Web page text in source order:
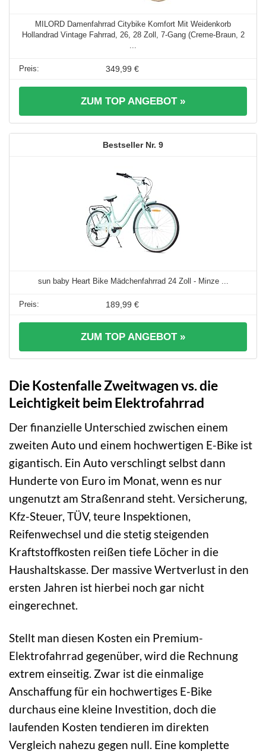
MILORD Damenfahrrad Citybike Komfort Mit Weidenkorb
Hollandrad Vintage Fahrrad, 26, 28 Zoll, 7-Gang (Creme-Braun, 2
...
349,99 €
ZUM TOP ANGEBOT »
9
sun baby Heart Bike Mädchenfahrrad 24 Zoll - Minze ...
189,99 €
ZUM TOP ANGEBOT »
Die Kostenfalle Zweitwagen vs. die
Leichtigkeit beim Elektrofahrrad
Der finanzielle Unterschied zwischen einem
zweiten Auto und einem hochwertigen E-Bike ist
gigantisch. Ein Auto verschlingt selbst dann
Hunderte von Euro im Monat, wenn es nur
ungenutzt am Straßenrand steht. Versicherung,
Kfz-Steuer, TÜV, teure Inspektionen,
Reifenwechsel und die stetig steigenden
Kraftstoffkosten reißen tiefe Löcher in die
Haushaltskasse. Der massive Wertverlust in den
ersten Jahren ist hierbei noch gar nicht
eingerechnet.
Stellt man diesen Kosten ein Premium-
Elektrofahrrad gegenüber, wird die Rechnung
extrem einseitig. Zwar ist die einmalige
Anschaffung für ein hochwertiges E-Bike
durchaus eine kleine Investition, doch die
laufenden Kosten tendieren im direkten
Vergleich nahezu gegen null. Eine komplette